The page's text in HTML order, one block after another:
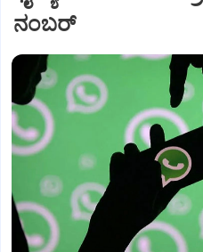
ನಂಬರ್‌